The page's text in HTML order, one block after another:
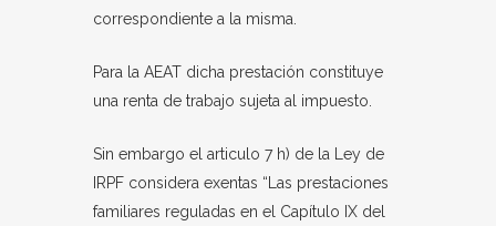
correspondiente a la misma.
Para la AEAT dicha prestación constituye
una renta de trabajo sujeta al impuesto.
Sin embargo el articulo 7 h) de la Ley de
IRPF considera exentas “Las prestaciones
familiares reguladas en el Capítulo IX del